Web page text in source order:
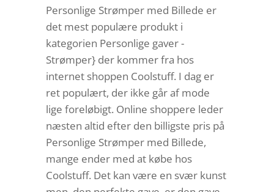
Personlige Strømper med Billede er
det mest populære produkt i
kategorien Personlige gaver -
Strømper} der kommer fra hos
internet shoppen Coolstuff. I dag er
ret populært, der ikke går af mode
lige foreløbigt. Online shoppere leder
næsten altid efter den billigste pris på
Personlige Strømper med Billede,
mange ender med at købe hos
Coolstuff. Det kan være en svær kunst